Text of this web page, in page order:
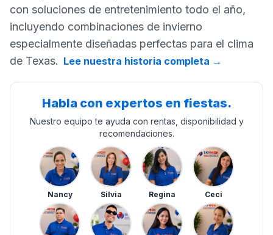
con soluciones de entretenimiento todo el año,
incluyendo combinaciones de invierno
especialmente diseñadas perfectas para el clima
de Texas. Lee nuestra historia completa →
Habla con expertos en fiestas.
Nuestro equipo te ayuda con rentas, disponibilidad y
recomendaciones.
Nancy Silvia Regina Ceci